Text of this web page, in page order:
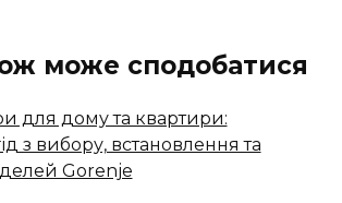
може сподобатися